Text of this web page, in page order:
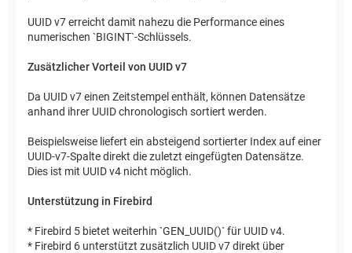
UUID v7 erreicht damit nahezu die Performance eines
numerischen `BIGINT`-Schlüssels.
Zusätzlicher Vorteil von UUID v7
Da UUID v7 einen Zeitstempel enthält, können Datensätze
anhand ihrer UUID chronologisch sortiert werden.
Beispielsweise liefert ein absteigend sortierter Index auf einer
UUID-v7-Spalte direkt die zuletzt eingefügten Datensätze.
Dies ist mit UUID v4 nicht möglich.
Unterstützung in Firebird
* Firebird 5 bietet weiterhin `GEN_UUID()` für UUID v4.
* Firebird 6 unterstützt zusätzlich UUID v7 direkt über